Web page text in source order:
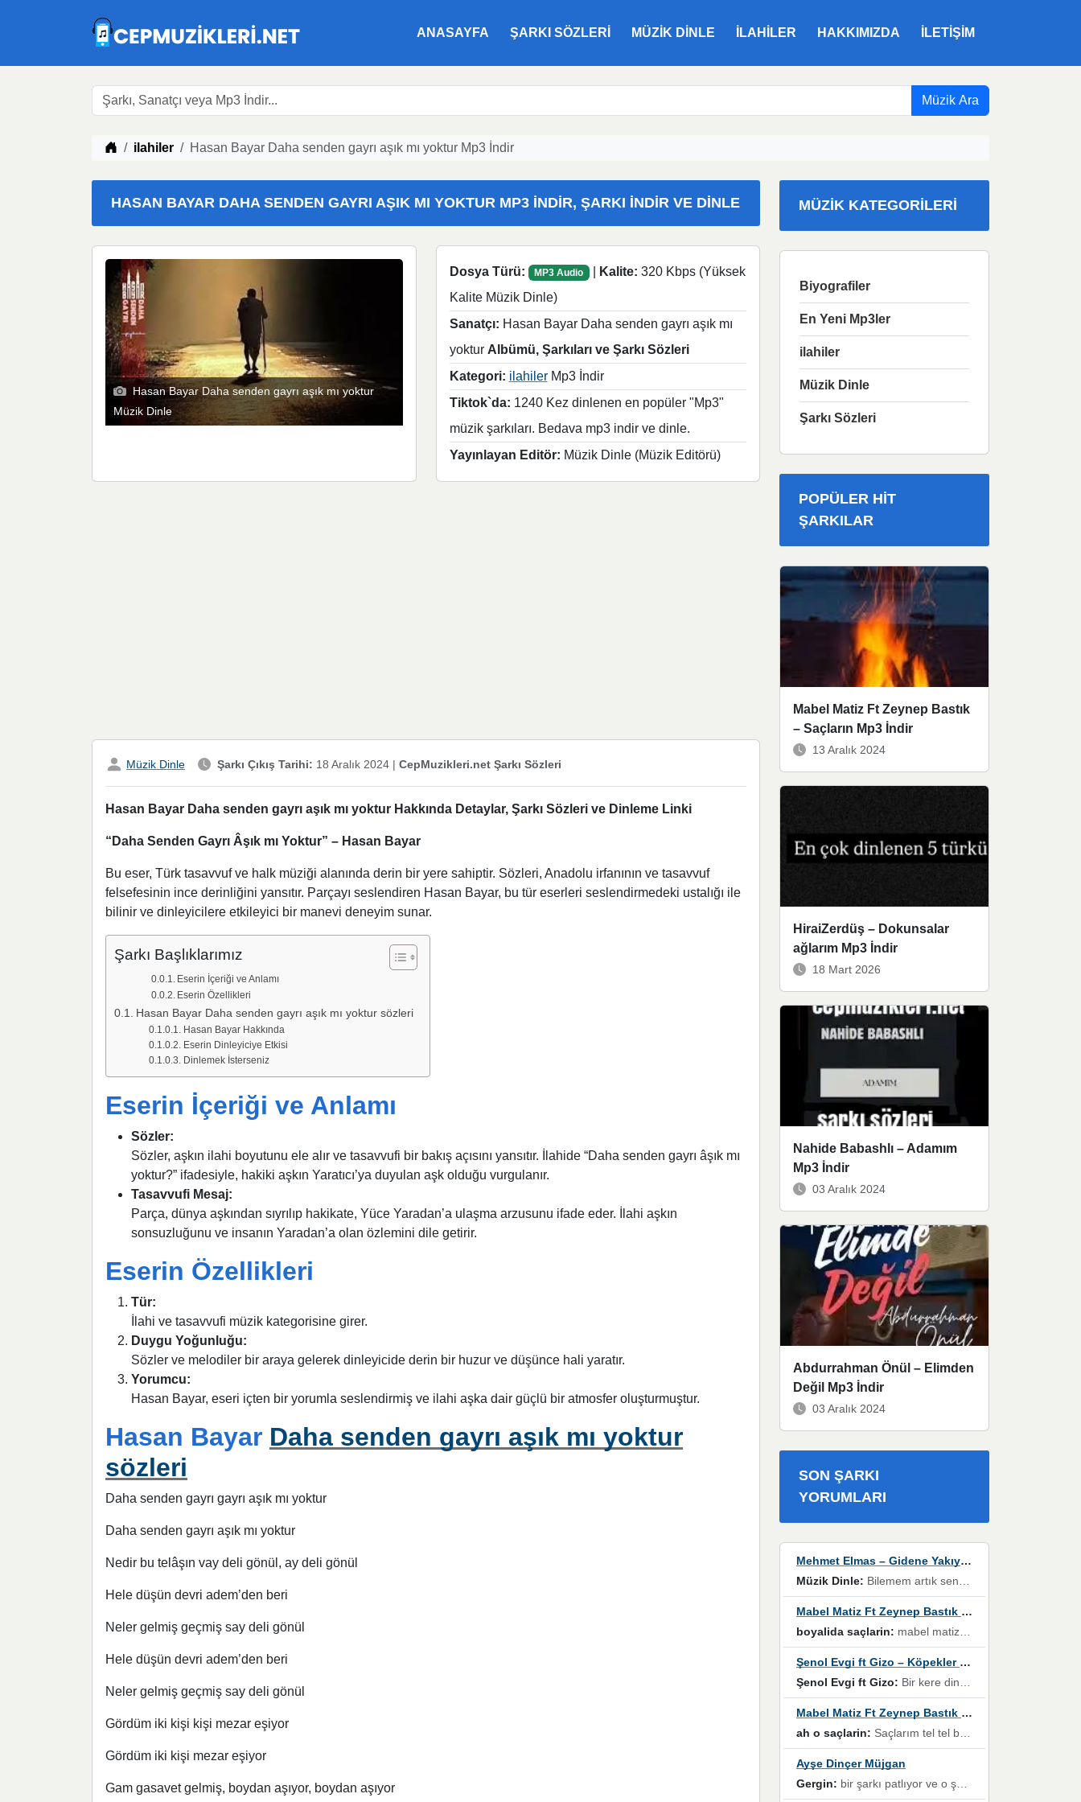
ANASAYFA ŞARKI SÖZLERI MÜZIK DINLE ILAHILER HAKKIMIZDA İLETIŞIM
Müzik Ara
Müzik indir
ilahiler Hasan Bayar Daha senden gayrı aşık mı yoktur Mp3 İndir
HASAN BAYAR DAHA SENDEN GAYRI AŞIK MI YOKTUR MP3 İNDIR, ŞARKI İNDIR VE DINLE
Hasan Bayar Daha senden gayrı aşık mı yoktur
Müzik Dinle
Dosya Türü: MP3 Audio Kalite: 320 Kbps (Yüksek
Kalite Müzik Dinle)
Sanatçı: Hasan Bayar Daha senden gayrı aşık mı
yoktur Albümü, Şarkıları ve Şarkı Sözleri
Kategori: ilahilerMp3 İndir
Tiktok`da: 1240 Kez dinlenen en popüler "Mp3"
müzik şarkıları. Bedava mp3 indir ve dinle.
Yayınlayan Editör: Müzik Dinle (Müzik Editörü)
Müzik Dinle Şarkı Çıkış Tarihi: 18 Aralık 2024 | CepMuzikleri.net Şarkı Sözleri
Hasan Bayar Daha senden gayrı aşık mı yoktur Hakkında Detaylar, Şarkı Sözleri ve Dinleme Linki
“Daha Senden Gayrı Âşık mı Yoktur” – Hasan Bayar
Bu eser, Türk tasavvuf ve halk müziği alanında derin bir yere sahiptir. Sözleri, Anadolu irfanının ve tasavvuf
felsefesinin ince derinliğini yansıtır. Parçayı seslendiren Hasan Bayar, bu tür eserleri seslendirmedeki ustalığı ile
bilinir ve dinleyicilere etkileyici bir manevi deneyim sunar.
Şarkı Başlıklarımız
Eserin İçeriği ve Anlamı
Eserin Özellikleri
Hasan Bayar Daha senden gayrı aşık mı yoktur sözleri
Hasan Bayar Hakkında
Eserin Dinleyiciye Etkisi
Dinlemek İsterseniz
Eserin İçeriği ve Anlamı
Sözler:
Sözler, aşkın ilahi boyutunu ele alır ve tasavvufi bir bakış açısını yansıtır. İlahide “Daha senden gayrı âşık mı
yoktur?” ifadesiyle, hakiki aşkın Yaratıcı’ya duyulan aşk olduğu vurgulanır.
Tasavvufi Mesaj:
Parça, dünya aşkından sıyrılıp hakikate, Yüce Yaradan’a ulaşma arzusunu ifade eder. İlahi aşkın
sonsuzluğunu ve insanın Yaradan’a olan özlemini dile getirir.
Eserin Özellikleri
Tür:
İlahi ve tasavvufi müzik kategorisine girer.
Duygu Yoğunluğu:
Sözler ve melodiler bir araya gelerek dinleyicide derin bir huzur ve düşünce hali yaratır.
Yorumcu:
Hasan Bayar, eseri içten bir yorumla seslendirmiş ve ilahi aşka dair güçlü bir atmosfer oluşturmuştur.
Hasan Bayar Daha senden gayrı aşık mı yoktur
sözleri
Daha senden gayrı gayrı aşık mı yoktur
Daha senden gayrı aşık mı yoktur
Nedir bu telâşın vay deli gönül, ay deli gönül
Hele düşün devri adem’den beri
Neler gelmiş geçmiş say deli gönül
Hele düşün devri adem’den beri
Neler gelmiş geçmiş say deli gönül
Gördüm iki kişi kişi mezar eşiyor
Gördüm iki kişi mezar eşiyor
Gam gasavet gelmiş, boydan aşıyor, boydan aşıyor
MÜZIK KATEGORILERI
Biyografiler
En Yeni Mp3ler
ilahiler
Müzik Dinle
Şarkı Sözleri
POPÜLER HIT
ŞARKILAR
Mabel Matiz Ft Zeynep Bastık
– Saçların Mp3 İndir
13 Aralık 2024
HiraiZerdüş – Dokunsalar
ağlarım Mp3 İndir
18 Mart 2026
Nahide Babashlı – Adamım
Mp3 İndir
03 Aralık 2024
Abdurrahman Önül – Elimden
Değil Mp3 İndir
03 Aralık 2024
SON ŞARKI
YORUMLARI
Mehmet Elmas – Gidene Yakıyorum
Müzik Dinle: Bilemem artık senden bir şans daha / Düştüğün zaman ben olmayacağım yanında” dizeleri, artık geçmişin tekrarına izin verilmeyeceğini, kişisel sınırların çizildiğini gösteriyor.
Mabel Matiz Ft Zeynep Bastık – Saçların
boyalida saçlarin: mabel matiz'in maya albümünde yer alan güzellerden. parça da şarkı hani! müzikal altyapısına vurulduğum, sözlerinde kaybolduğum bir parça olmuş.
Şenol Evgi ft Gizo – Köpekler Tanımadıklarına havlar
Şenol Evgi ft Gizo: Bir kere dinlememe rağmen kulaklardan gitmiyor sen sen sen sen kurban ol sen sen sen sen hayran ol yükses ses müzik dinleme sebebisiniz canlar bomba gibi patladınız maşallah
Mabel Matiz Ft Zeynep Bastık – Saçların
ah o saçlarin: Saçlarım tel tel beyazlıyor beyazlagına degil yanımda sen yoksun ona üzülüyorum günler bir bir geçiyor geçen günlere değil sensiz geçen günlere darılıyorum,Dinledikce asla kavusamayacagim ama asla unutamicagim sevdiğim adam için yanar içim
Ayşe Dinçer Müjgan
Gergin: bir şarkı patlıyor ve o şarkıyı millet her paylaşımın altına koyuyor ve öyle bir durum hal alıyor ki şarkıyı dinlemeden şarkıdan bikıyorsun Ama bu enteresan bir şekilde dillere dolanıyor millet olarak seviyoruz dertlerle boğuşurken bir yandan da göbek atmayi))) diyeceklerim bu kadar güzel hoş bir sayfa emeğinize sağlık arkadaşlar kolay gelsin